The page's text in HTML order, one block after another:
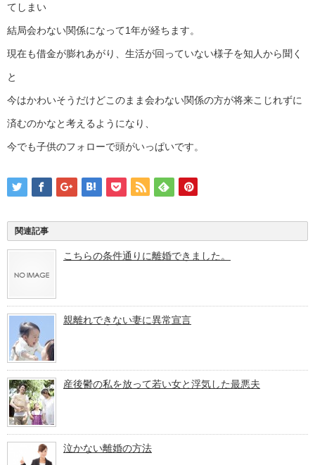
てしまい
結局会わない関係になって1年が経ちます。
現在も借金が膨れあがり、生活が回っていない様子を知人から聞く
と
今はかわいそうだけどこのまま会わない関係の方が将来こじれずに
済むのかなと考えるようになり、
今でも子供のフォローで頭がいっぱいです。
関連記事
こちらの条件通りに離婚できました。
親離れできない妻に異常宣言
産後鬱の私を放って若い女と浮気した最悪夫
泣かない離婚の方法